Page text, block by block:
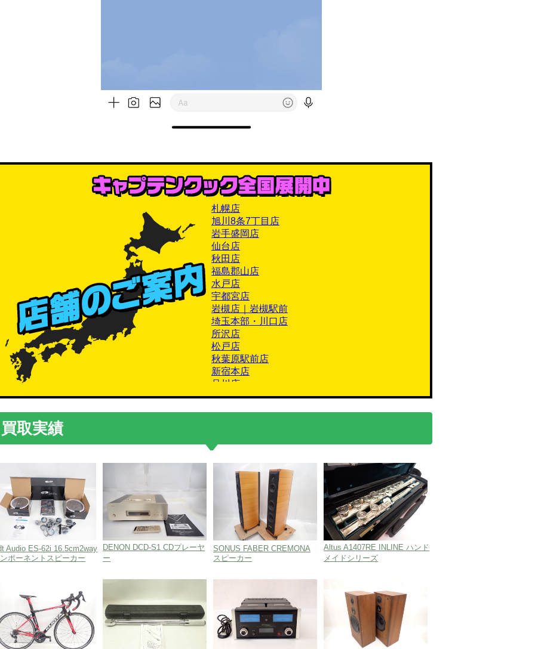
札幌店
旭川8条7丁目店
岩手盛岡店
仙台店
秋田店
福島郡山店
水戸店
宇都宮店
岩槻店｜岩槻駅前
埼玉本部・川口店
所沢店
松戸店
秋葉原駅前店
新宿本店
品川店
世田谷店｜千歳船橋駅前
大塚店
西八王子店
神奈川本部・横浜店
富山店
山梨甲府店
長野店
塩尻店
岐阜店
岐阜飛騨店
三重本部・四日市店
京都本部・京都店
大阪本部・吹田店
買取実績
Audio ES-62i 16.5cm2way
ポーネントスピーカー
DENON DCD-S1 CDプレーヤ
ー
SONUS FABER CREMONA
スピーカー
Altus A1407RE INLINE ハンド
メイドシリーズ